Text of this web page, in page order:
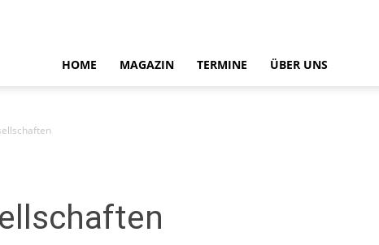
HOME MAGAZIN TERMINE ÜBER UNS